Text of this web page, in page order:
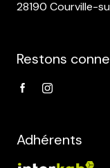
28190 Courville-
Restons
Adhérents